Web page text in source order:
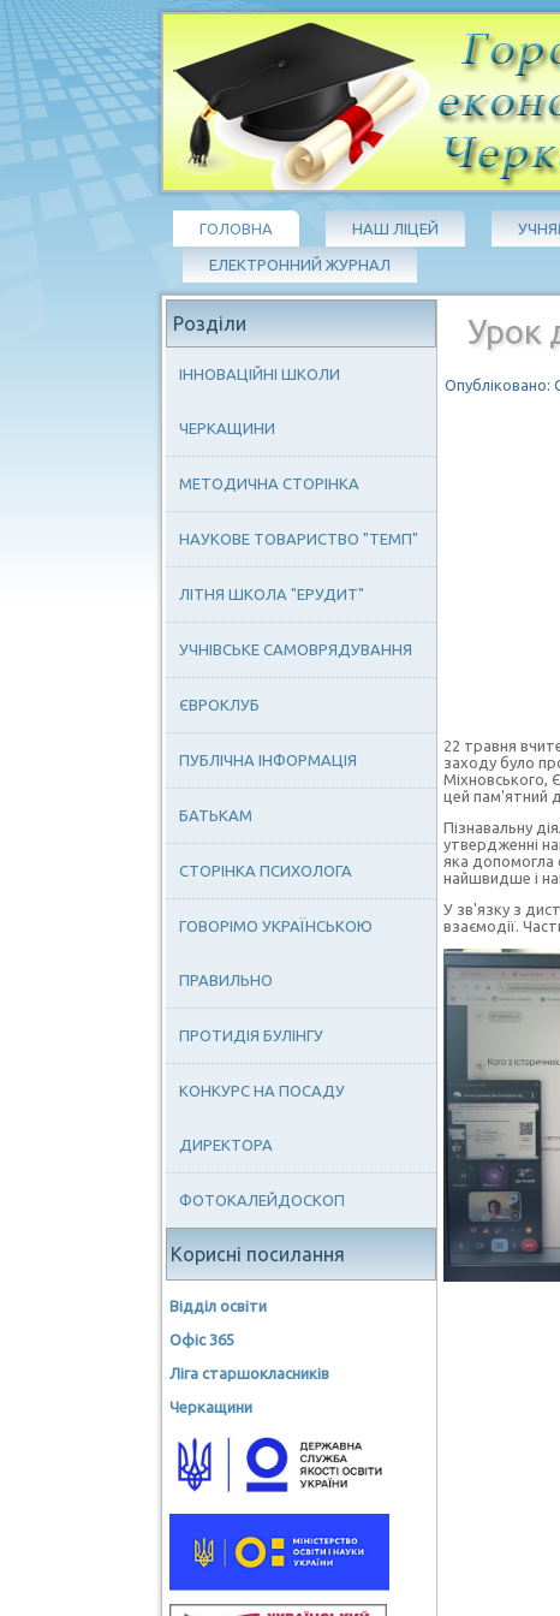
ГОЛОВНА НАШ ЛІЦЕЙ
ЕЛЕКТРОННИЙ ЖУРНАЛ
Розділи
ІННОВАЦІЙНІ ШКОЛИ
ЧЕРКАЩИНИ
МЕТОДИЧНА СТОРІНКА
НАУКОВЕ ТОВАРИСТВО "ТЕМП"
ЛІТНЯ ШКОЛА "ЕРУДИТ"
УЧНІВСЬКЕ САМОВРЯДУВАННЯ
ЄВРОКЛУБ
ПУБЛІЧНА ІНФОРМАЦІЯ
БАТЬКАМ
СТОРІНКА ПСИХОЛОГА
ГОВОРІМО УКРАЇНСЬКОЮ
ПРАВИЛЬНО
ПРОТИДІЯ БУЛІНГУ
КОНКУРС НА ПОСАДУ
ДИРЕКТОРА
ФОТОКАЛЕЙДОСКОП
Корисні посилання
Відділ освіти
Офіс 365
Ліга старшокласників
Черкащини
Урок
Опубліковано:
22 травня
заходу було
Міхновського,
цей пам'ятний
Пізнавальну
утвердженні
яка допомогла
найшвидше і
У зв'язку з
взаємодії.